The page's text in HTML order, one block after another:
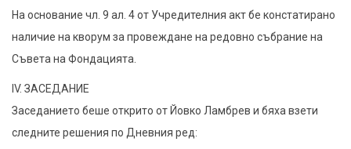
На основание чл. 9 ал. 4 от Учредителния акт бе констатирано
наличие на кворум за провеждане на редовно събрание на
Съвета на Фондацията.
IV. ЗАСЕДАНИЕ
Заседанието беше открито от Йовко Ламбрев и бяха взети
следните решения по Дневния ред: